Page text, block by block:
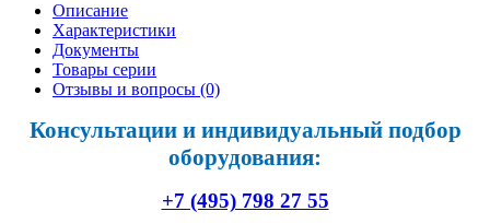
Описание
Характеристики
Документы
Товары серии
Отзывы и вопросы (0)
Консультации и индивидуальный подбор
оборудования:
+7 (495) 798 27 55